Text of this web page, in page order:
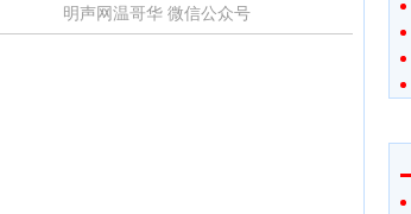
明声网温哥华 微信公众号